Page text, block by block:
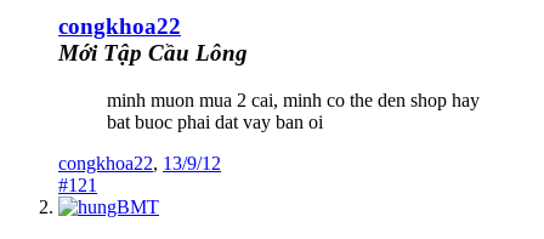
congkhoa22
Mới Tập Cầu Lông
minh muon mua 2 cai, minh co the den shop hay
bat buoc phai dat vay ban oi
congkhoa22, 13/9/12
#121